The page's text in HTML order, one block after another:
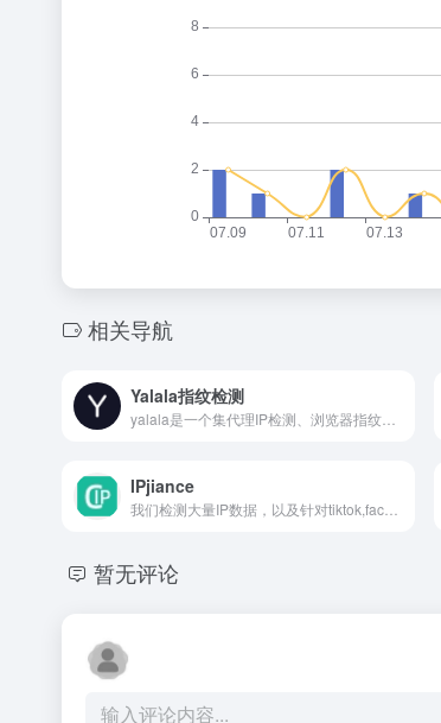
相关导航
Yalala指纹检测
IPjiance
暂无评论